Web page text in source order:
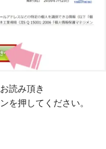
読み頂き
を押してください。